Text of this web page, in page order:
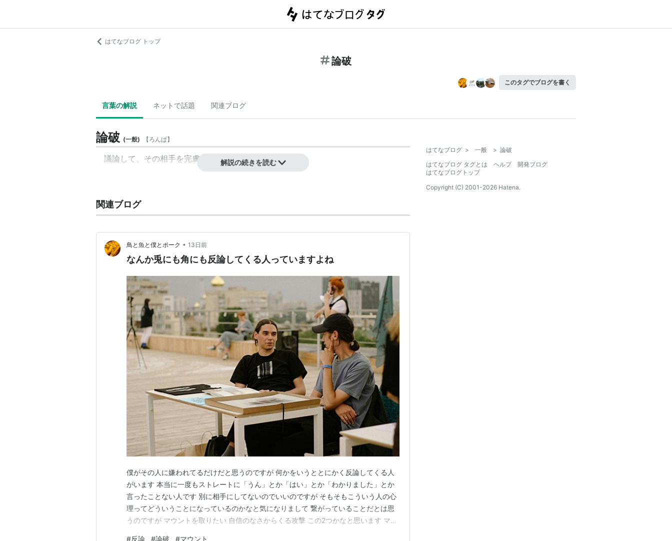
はてなブログ トップ
論破
このタグでブログを書く
言葉の解説 ネットで話題 関連ブログ
論破 (一般) 【ろんぱ】
議論して、その相手を完膚なきまで打ちのめすこと。
解説の続きを読む
関連ブログ
鳥と魚と僕とポーク • 13日前
なんか兎にも角にも反論してくる人っていますよね
僕がその人に嫌われてるだけだと思うのですが 何かをいうととにかく反論してくる人
がいます 本当に一度もストレートに「うん」とか「はい」とか「わかりました」とか
言ったことない人です 別に相手にしてないのでいいのですが そもそもこういう人の心
理ってどういうことになっているのかなと気になりまして 繋がっていることだとは思
うのですが マウントを取りたい 自信のなさからくる攻撃 この2つかなと思います マウ
#反論 #論破 #マウント
はてなブログ > 一般 > 論破
はてなブログ タグとは
ヘルプ
開発ブログ
はてなブログトップ
Copyright (C) 2001-2026 Hatena.